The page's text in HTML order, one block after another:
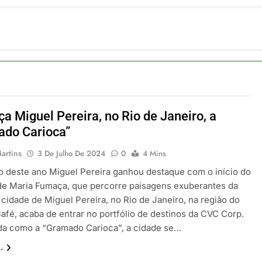
carreira internacional, Marc Balanger assume comando do
diretos entre Porto Alegre e Montevidéu em dezembro
Catarinense: Região do Salto Caveiras atrai novos
em Um Só Lugar: Descubra as Atrações do Parque Mini-
2026
Miguel Pereira, no Rio de Janeiro, a
Carioca”
3 De Julho De 2024 0
4 Mins
deste ano Miguel Pereira ganhou destaque com o início do
Maria Fumaça, que percorre paisagens exuberantes da
de Miguel Pereira, no Rio de Janeiro, na região do
acaba de entrar no portfólio de destinos da CVC Corp.
como a “Gramado Carioca”, a cidade se…